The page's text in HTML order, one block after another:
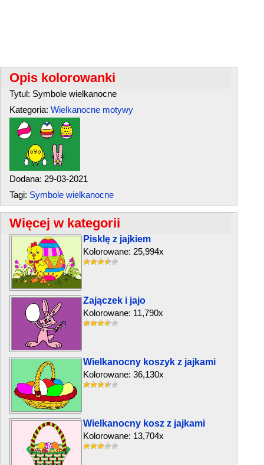
Opis kolorowanki
Tytul: Symbole wielkanocne
Kategoria: Wielkanocne motywy
Dodana: 29-03-2021
Tagi: Symbole wielkanocne
Więcej w kategorii
Pisklę z jajkiem
Kolorowane: 25,994x
Zajączek i jajo
Kolorowane: 11,790x
Wielkanocny koszyk z jajkami
Kolorowane: 36,130x
Wielkanocny kosz z jajkami
Kolorowane: 13,704x